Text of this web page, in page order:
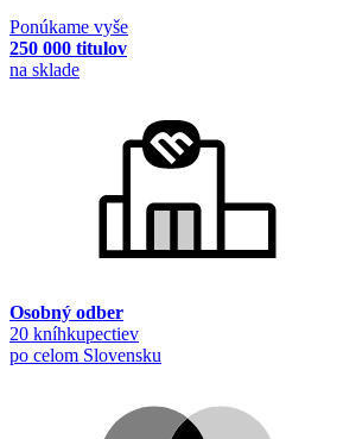
Ponúkame vyše
250 000 titulov
na sklade
Osobný odber
20 kníhkupectiev
po celom Slovensku